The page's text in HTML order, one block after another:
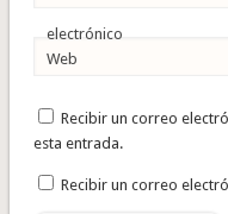
electrónico
Web
Recibir un correo
esta entrada.
Recibir un correo